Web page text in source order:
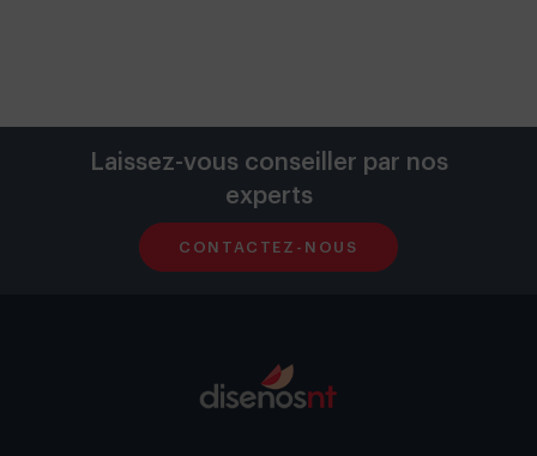
Laissez-vous conseiller par nos
experts
CONTACTEZ-NOUS